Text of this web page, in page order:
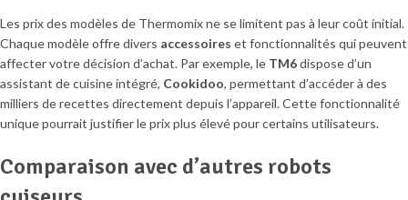
Les prix des modèles de Thermomix ne se limitent pas à leur coût initial.
Chaque modèle offre divers accessoires et fonctionnalités qui peuvent
affecter votre décision d’achat. Par exemple, le TM6dispose d’un
assistant de cuisine intégré, Cookidoo, permettant d’accéder à des
milliers de recettes directement depuis l’appareil. Cette fonctionnalité
unique pourrait justifier le prix plus élevé pour certains utilisateurs.
Comparaison avec d’autres robots